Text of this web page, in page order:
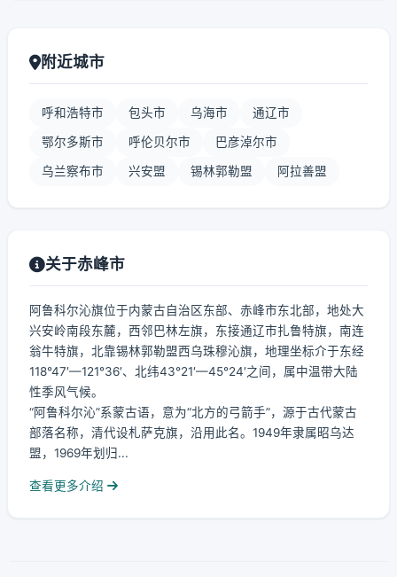
附近城市
呼和浩特市 包头市 乌海市 通辽市
鄂尔多斯市 呼伦贝尔市 巴彦淖尔市
乌兰察布市 兴安盟 锡林郭勒盟 阿拉善盟
关于赤峰市
阿鲁科尔沁旗位于内蒙古自治区东部、赤峰市东北部，地处大
兴安岭南段东麓，西邻巴林左旗，东接通辽市扎鲁特旗，南连
翁牛特旗，北靠锡林郭勒盟西乌珠穆沁旗，地理坐标介于东经
118°47′—121°36′、北纬43°21′—45°24′之间，属中温带大陆
性季风气候。
“阿鲁科尔沁”系蒙古语，意为“北方的弓箭手”，源于古代蒙古
部落名称，清代设札萨克旗，沿用此名。1949年隶属昭乌达
盟，1969年划归...
查看更多介绍